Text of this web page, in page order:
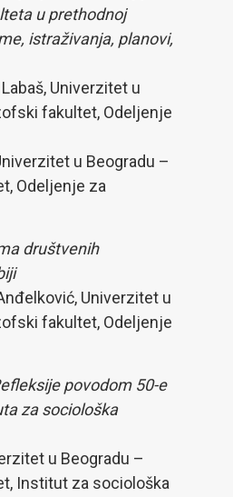
u prethodnoj
istraživanja, planovi,
Univerzitet u
fakultet, Odeljenje
u Beogradu –
Odeljenje za
društvenih
Univerzitet u
fakultet, Odeljenje
povodom 50-e
za sociološka
u Beogradu –
Institut za sociološka